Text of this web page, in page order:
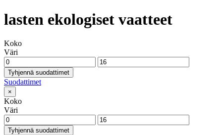
lasten ekologiset vaatteet
Koko
Väri
Tyhjennä suodattimet
Suodattimet
×
Koko
Väri
Tyhjennä suodattimet